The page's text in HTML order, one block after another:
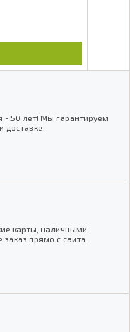
- 50 лет! Мы гарантируем
доставке.
карты, наличными
заказ прямо с сайта.